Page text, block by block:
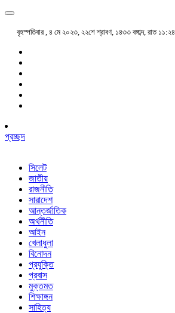
বৃহস্পতিবার , ৪ মে ২০২৩, ২২শে শ্রাবণ, ১৪৩৩ বঙ্গাব্দ, রাত ১১:২৪
প্রচ্ছদ
সিলেট
জাতীয়
রাজনীতি
সারাদেশ
আন্তর্জাতিক
অর্থনীতি
আইন
খেলাধুলা
বিনোদন
প্রযুক্তি
প্রবাস
মুক্তমত
শিক্ষাঙ্গন
সাহিত্য